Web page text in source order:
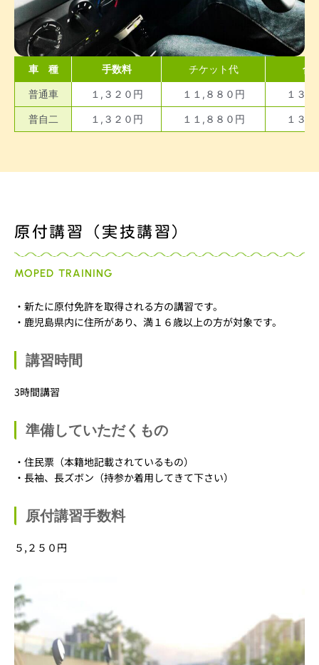
車 種 手数料 チケット代 合
普通車 １,３２０円 １１,８８０円 １３,
普自二 １,３２０円 １１,８８０円 １３,
原付講習（実技講習）
MOPED TRAINING
・新たに原付免許を取得される方の講習です。
・鹿児島県内に住所があり、満１６歳以上の方が対象です。
講習時間
3時間講習
準備していただくもの
・住民票（本籍地記載されているもの）
・長袖、長ズボン（持参か着用してきて下さい）
原付講習手数料
５,２５０円